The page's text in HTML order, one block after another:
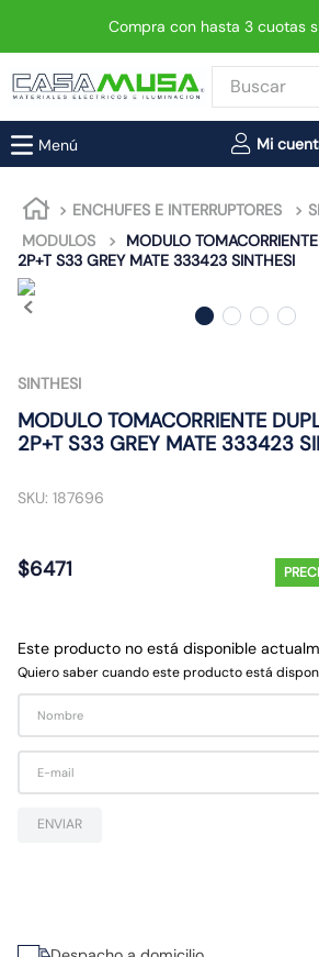
Compra con hasta 3 cuotas
Buscar
ENCHUFES E INTERRUPTORES
MODULOS
MODULO
2P+T S33 GREY MATE 333423 SINTHESI
SINTHESI
MODULO TOMACORRIENTE
2P+T S33 GREY MATE 333423
SKU: 187696
$6471
Este producto no está disponible
Quiero saber cuando este producto está
ENVIAR
1.
2.
3.
5.
8.